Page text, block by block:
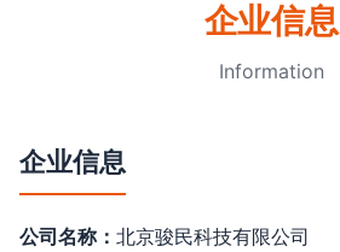
企业信息
Information
企业信息
公司名称： 北京骏民科技有限公司